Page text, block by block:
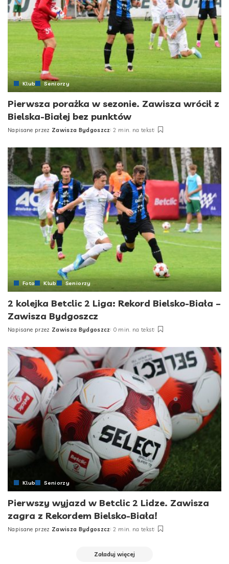
Klub Seniorzy
Pierwsza porażka w sezonie. Zawisza wrócił z
Bielska-Białej bez punktów
Posted
Napisane przez Zawisza Bydgoszcz 2 min. na tekst
Foto Klub Seniorzy
2 kolejka Betclic 2 Liga: Rekord Bielsko-Biała –
Zawisza Bydgoszcz
Posted
Napisane przez Zawisza Bydgoszcz 0 min. na tekst
Klub Seniorzy
Pierwszy wyjazd w Betclic 2 Lidze. Zawisza
zagra z Rekordem Bielsko-Biała!
Posted
Napisane przez Zawisza Bydgoszcz 2 min. na tekst
Załaduj więcej